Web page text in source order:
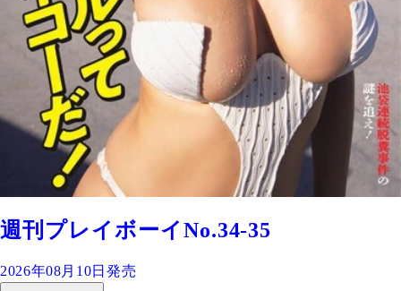
週刊プレイボーイNo.34-35
2026年08月10日発売